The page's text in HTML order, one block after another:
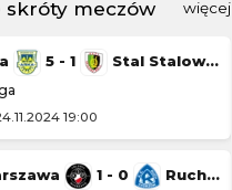
skróty meczów więcej
5 - 1 Stal Stalowa Wola
19:00
1 - 0 Ruch Chorzów